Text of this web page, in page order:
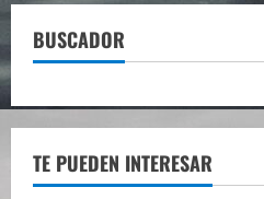
BUSCADOR
TE PUEDEN INTERESAR